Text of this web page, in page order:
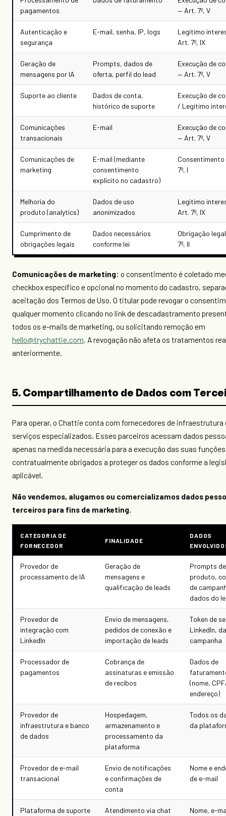
pagamentos
— Art. 7º, V
Autenticação e
segurança
E-mail, senha, IP, logs
Legítimo
Art. 7º, IX
Geração de
mensagens por IA
Prompts, dados de
oferta, perfil do lead
Execução de
— Art. 7º, V
Suporte ao cliente
Dados de conta,
histórico de suporte
Execução de
/ Legítimo
Comunicações
transacionais
E-mail
Execução de
— Art. 7º, V
Comunicações de
marketing
E-mail (mediante
consentimento
explícito no cadastro)
7º, I
Melhoria do
produto (analytics)
Dados de uso
anonimizados
Legítimo
Art. 7º, IX
Cumprimento de
obrigações legais
Dados necessários
conforme lei
Obrigação
7º, II
Comunicações de marketing: o consentimento é coletado
checkbox específico e opcional no momento do cadastro,
aceitação dos Termos de Uso. O titular pode revogar o
qualquer momento clicando no link de descadastramento
todos os e-mails de marketing, ou solicitando remoção em
hello@trychattie.com. A revogação não afeta os tratamentos
anteriormente.
5. Compartilhamento de Dados com
Para operar, o Chattie conta com fornecedores de infraestrutura
serviços especializados. Esses parceiros acessam dados
apenas na medida necessária para a execução das suas
contratualmente obrigados a proteger os dados conforme a
aplicável.
Não vendemos, alugamos ou comercializamos dados
terceiros para fins de marketing.
CATEGORIA DE
FORNECEDOR
FINALIDADE
DADOS
Provedor de
processamento de IA
Geração de
mensagens e
qualificação de leads
Prompts de
produto,
de
dados do
Provedor de
integração com
LinkedIn
Envio de mensagens,
pedidos de conexão e
importação de leads
Token de
LinkedIn,
campanha
Processador de
pagamentos
Cobrança de
assinaturas e emissão
de recibos
Dados de
(nome,
endereço)
Provedor de
infraestrutura e banco
de dados
Hospedagem,
armazenamento e
processamento da
plataforma
Todos os
da
Provedor de e-mail
transacional
Envio de notificações
e confirmações de
conta
Nome e
de e-mail
Plataforma de suporte
Atendimento via chat
Nome, e-